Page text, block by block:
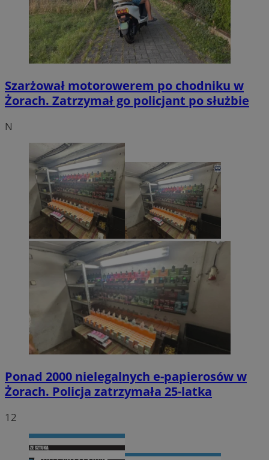
Szarżował motorowerem po chodniku w
Żorach. Zatrzymał go policjant po służbie
N
Ponad 2000 nielegalnych e-papierosów w
Żorach. Policja zatrzymała 25-latka
12